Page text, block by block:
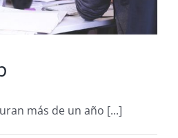
más de un año [...]